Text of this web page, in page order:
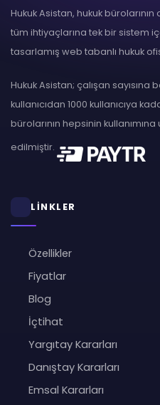
Hukuk Asistan, hukuk
tüm ihtiyaçlarına tek bir sistem
tasarlamış web tabanlı hukuk
Hukuk Asistan; çalışan sayısına
kullanıcıdan 1000 kullanıcıya
bürolarının hepsinin
edilmiştir.
LİNKLER
Özellikler
Fiyatlar
Blog
İçtihat
Yargıtay Kararları
Danıştay Kararları
Emsal Kararları